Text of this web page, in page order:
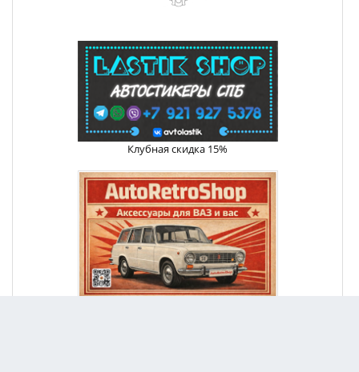
Клубная скидка 15%